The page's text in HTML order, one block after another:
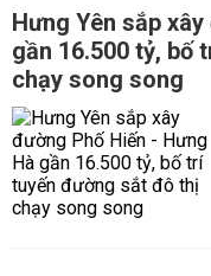
Hưng Yên sắp
gần 16.500 tỷ, bố
chạy song song